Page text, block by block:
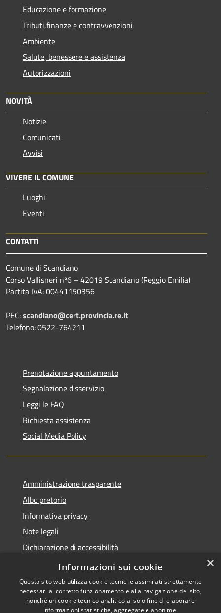
Educazione e formazione
Tributi,finanze e contravvenzioni
Ambiente
Salute, benessere e assistenza
Autorizzazioni
NOVITÀ
Notizie
Comunicati
Avvisi
VIVERE IL COMUNE
Luoghi
Eventi
CONTATTI
Comune di Scandiano
Corso Vallisneri nº6 – 42019 Scandiano (Reggio Emilia)
Partita IVA: 00441150356
PEC:scandiano@cert.provincia.re.it
Telefono: 0522-764211
Prenotazione appuntamento
Segnalazione disservizio
Leggi le FAQ
Richiesta assistenza
Social Media Policy
Amministrazione trasparente
Albo pretorio
Informativa privacy
Note legali
Dichiarazione di accessibilità
Piano di miglioramento del sito
×
Informazioni sui cookie
Questo sito web utilizza cookie tecnici e assimilati strettamente
necessari al corretto funzionamento e alla navigazione del sito,
nonché un cookie tecnico analitico al solo fine di elaborare
informazioni statistiche, aggregate e anonime.